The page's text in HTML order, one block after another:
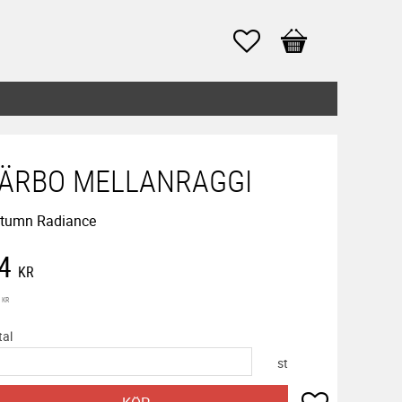
Favoriter
Kundvagn
MELLANRAGGI
Radiance
pris:
KR
pris:
KR
st